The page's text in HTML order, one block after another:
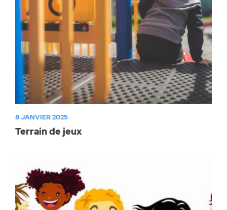
8 JANVIER 2025
Terrain de jeux